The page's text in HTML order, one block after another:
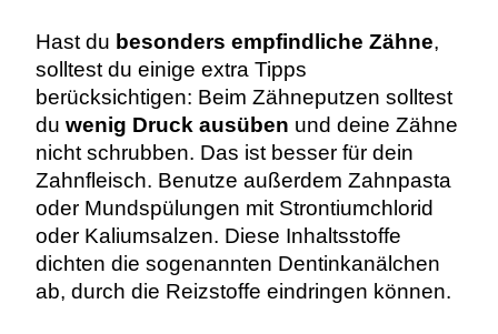
Hast du besonders empfindliche Zähne,
solltest du einige extra Tipps
berücksichtigen: Beim Zähneputzen solltest
du wenig Druck ausüben und deine Zähne
nicht schrubben. Das ist besser für dein
Zahnfleisch. Benutze außerdem Zahnpasta
oder Mundspülungen mit Strontiumchlorid
oder Kaliumsalzen. Diese Inhaltsstoffe
dichten die sogenannten Dentinkanälchen
ab, durch die Reizstoffe eindringen können.